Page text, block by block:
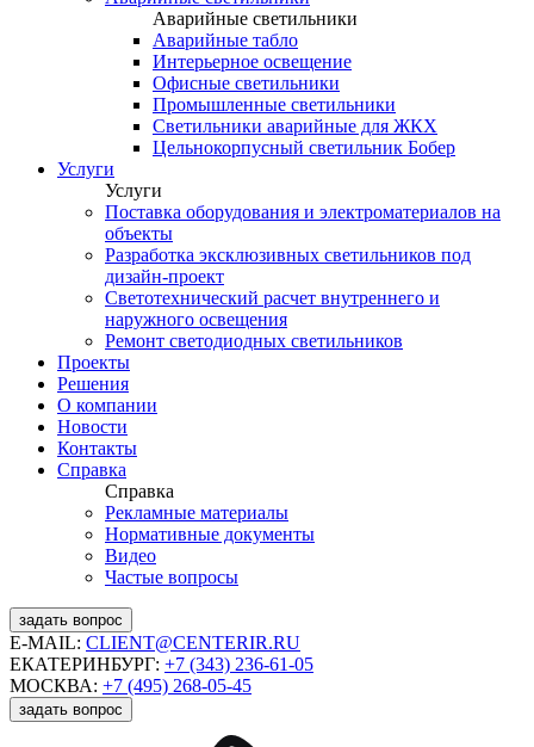
Аварийные светильники
Аварийные табло
Интерьерное освещение
Офисные светильники
Промышленные светильники
Светильники аварийные для ЖКХ
Цельнокорпусный светильник Бобер
Услуги
Услуги
Поставка оборудования и электроматериалов на
объекты
Разработка эксклюзивных светильников под
дизайн-проект
Светотехнический расчет внутреннего и
наружного освещения
Ремонт светодиодных светильников
Проекты
Решения
О компании
Новости
Контакты
Справка
Справка
Рекламные материалы
Нормативные документы
Видео
Частые вопросы
задать вопрос
E-MAIL: CLIENT@CENTERIR.RU
ЕКАТЕРИНБУРГ: +7 (343) 236-61-05
МОСКВА: +7 (495) 268-05-45
задать вопрос